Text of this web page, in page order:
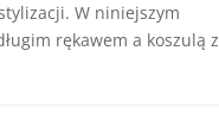
W niniejszym
rękawem a koszulą z